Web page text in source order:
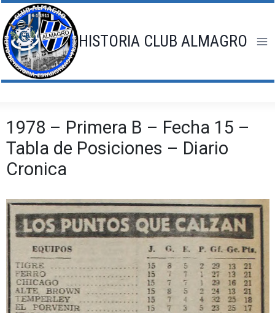
Saltar
al
contenido
HISTORIA CLUB ALMAGRO
1978 – Primera B – Fecha 15 –
Tabla de Posiciones – Diario
Cronica